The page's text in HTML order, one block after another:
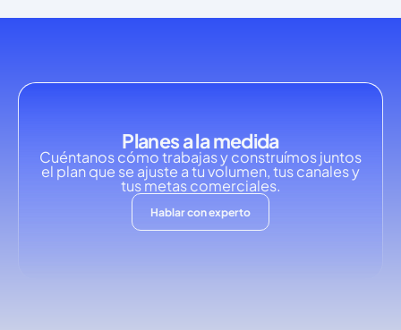
Planes a la medida
Cuéntanos cómo trabajas y construímos juntos
el plan que se ajuste a tu volumen, tus canales y
tus metas comerciales.
Hablar con experto